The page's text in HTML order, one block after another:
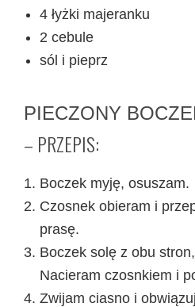
4 łyżki majeranku
2 cebule
sól i pieprz
PIECZONY
– PRZEPIS:
Boczek myję, osuszam.
Czosnek obieram i
prasę.
Boczek solę z obu
Nacieram czosnkiem i
Zwijam ciasno i